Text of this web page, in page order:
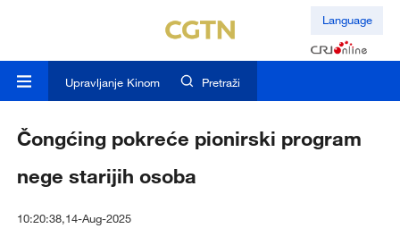
Language
Upravljanje Kinom Pretraži
Čongćing pokreće pionirski program
nege starijih osoba
10:20:38,14-Aug-2025